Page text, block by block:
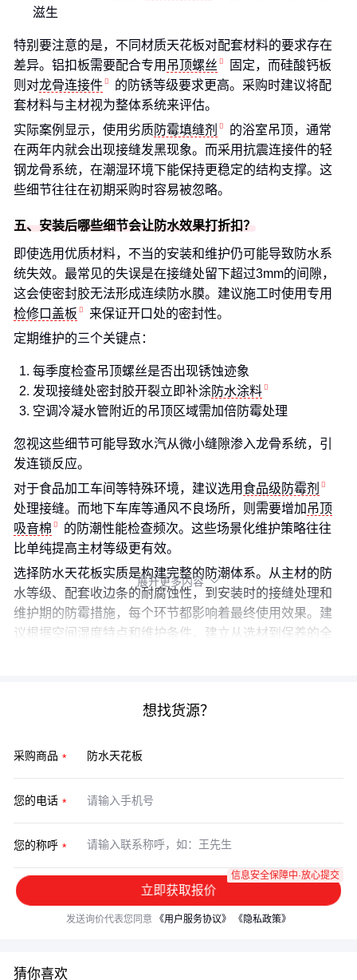
滋生
特别要注意的是，不同材质天花板对配套材料的要求存在
差异。铝扣板需要配合专用 吊顶螺丝
固定，而硅酸钙板
则对龙骨连接件
的防锈等级要求更高。采购时建议将配
套材料与主材视为整体系统来评估。
实际案例显示，使用劣质防霉填缝剂
的浴室吊顶，通常
在两年内就会出现接缝发黑现象。而采用抗震连接件的轻
钢龙骨系统，在潮湿环境下能保持更稳定的结构支撑。这
些细节往往在初期采购时容易被忽略。
五、安装后哪些细节会让防水效果打折扣？
即使选用优质材料，不当的安装和维护仍可能导致防水系
统失效。最常见的失误是在接缝处留下超过3mm的间隙，
这会使密封胶无法形成连续防水膜。建议施工时使用专用
检修口盖板
来保证开口处的密封性。
定期维护的三个关键点：
每季度检查吊顶螺丝是否出现锈蚀迹象
发现接缝处密封胶开裂立即补涂防水涂料
空调冷凝水管附近的吊顶区域需加倍防霉处理
忽视这些细节可能导致水汽从微小缝隙渗入龙骨系统，引
发连锁反应。
对于食品加工车间等特殊环境，建议选用食品级防霉剂
处理接缝。而地下车库等通风不良场所，则需要增加 吊顶
吸音棉
的防潮性能检查频次。这些场景化维护策略往往
比单纯提高主材等级更有效。
选择防水天花板实质是构建完整的防潮体系。从主材的防
水等级、配套收边条的耐腐蚀性，到安装时的接缝处理和
维护期的防霉措施，每个环节都影响着最终使用效果。建
议根据空间湿度特点和维护条件，建立从选材到保养的全
展开更多内容 
想找货源？
采购商品
您的电话
您的称呼
立即获取报价
信息安全保障中·放心提交
发送询价代表您同意 《用户服务协议》 《隐私政策》
猜你喜欢